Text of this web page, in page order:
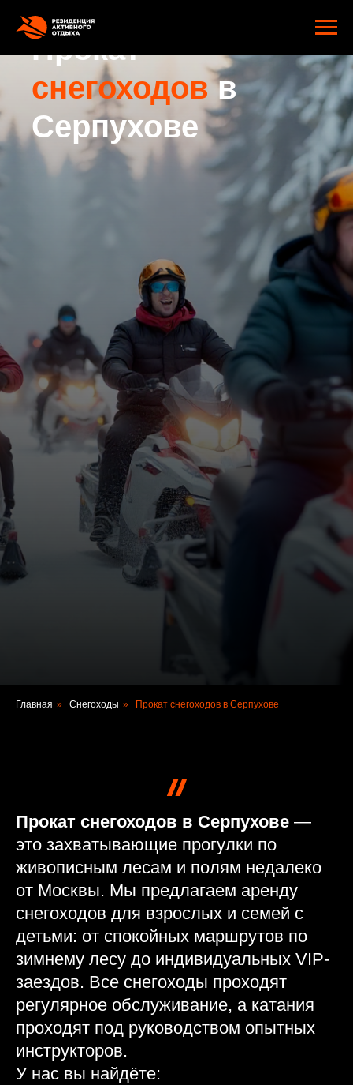
Прокат
снегоходовв
Серпухове
Главная » Снегоходы » Прокат снегоходов в Серпухове
Прокат снегоходов в Серпухове —
это захватывающие прогулки по
живописным лесам и полям недалеко
от Москвы. Мы предлагаем аренду
снегоходов для взрослых и семей с
детьми: от спокойных маршрутов по
зимнему лесу до индивидуальных VIP-
заездов. Все снегоходы проходят
регулярное обслуживание, а катания
проходят под руководством опытных
инструкторов.
У нас вы найдёте: